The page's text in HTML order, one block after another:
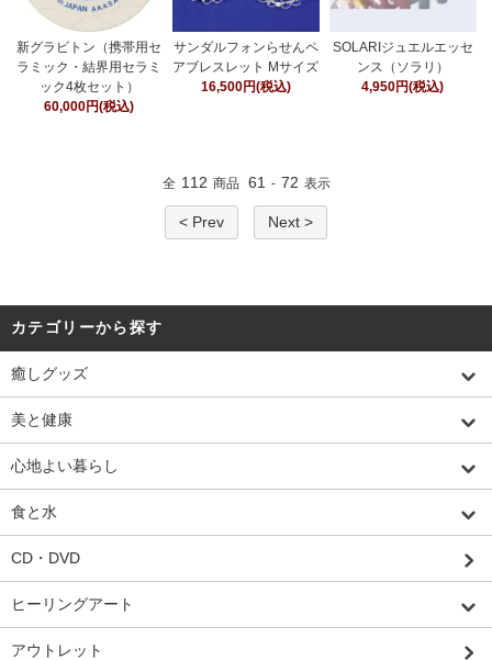
新グラビトン（携帯用セ
ラミック・結界用セラミ
ック4枚セット）
60,000円(税込)
サンダルフォンらせんペ
アブレスレット Mサイズ
16,500円(税込)
SOLARIジュエルエッセ
ンス（ソラリ）
4,950円(税込)
全 112 商品 61 - 72 表示
< Prev Next >
カテゴリーから探す
癒しグッズ
美と健康
心地よい暮らし
食と水
CD・DVD
ヒーリングアート
アウトレット